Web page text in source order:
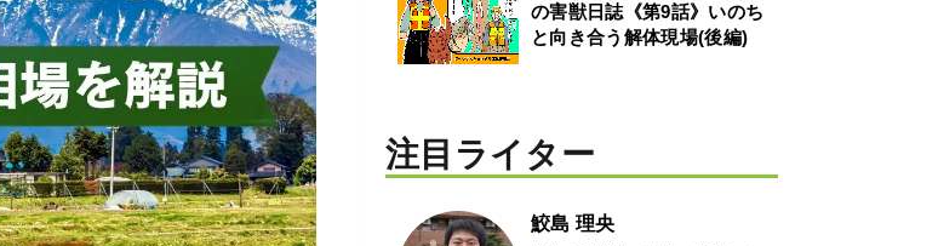
の害獣日誌《第9話》いのち
と向き合う解体現場(後編)
注目ライター
鮫島 理央